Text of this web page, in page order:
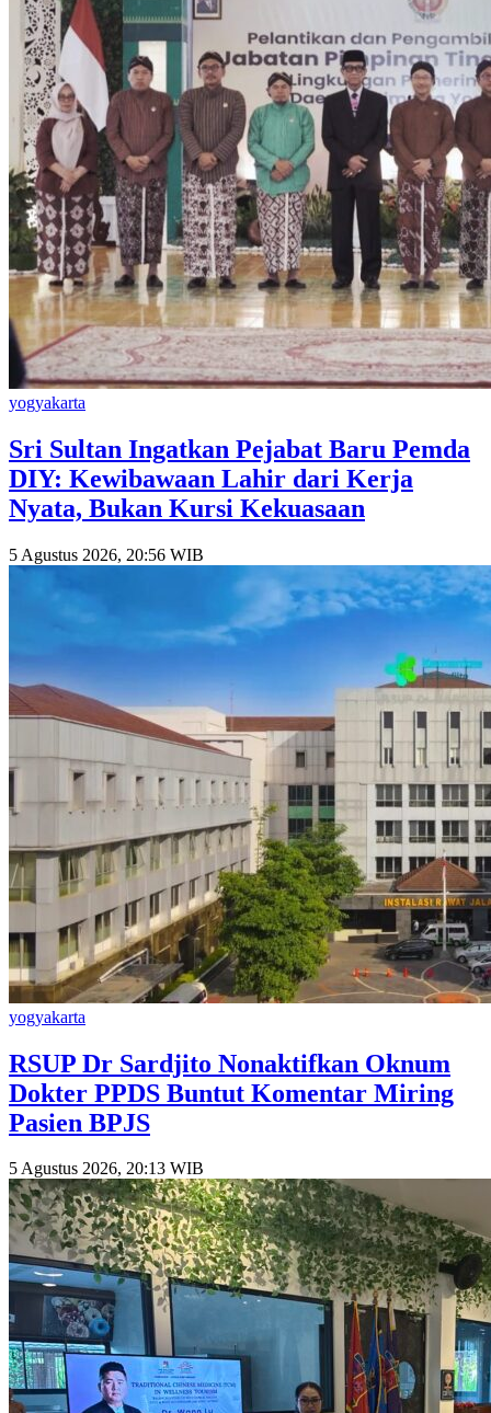
yogyakarta
Sri Sultan Ingatkan Pejabat Baru Pemda
DIY: Kewibawaan Lahir dari Kerja
Nyata, Bukan Kursi Kekuasaan
5 Agustus 2026, 20:56 WIB
yogyakarta
RSUP Dr Sardjito Nonaktifkan Oknum
Dokter PPDS Buntut Komentar Miring
Pasien BPJS
5 Agustus 2026, 20:13 WIB